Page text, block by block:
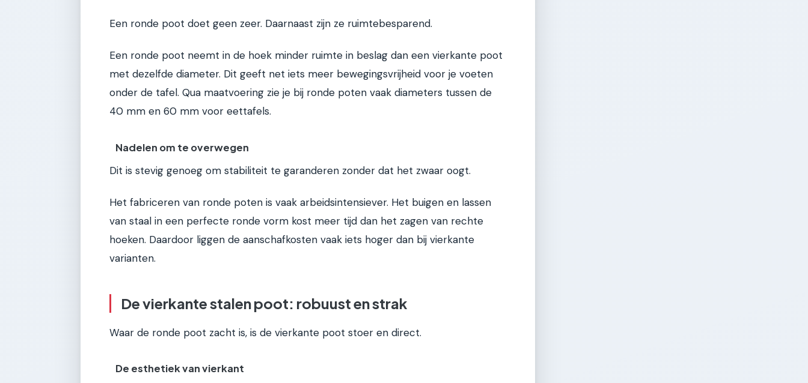
Een ronde poot doet geen zeer. Daarnaast zijn ze ruimtebesparend.
Een ronde poot neemt in de hoek minder ruimte in beslag dan een vierkante poot
met dezelfde diameter. Dit geeft net iets meer bewegingsvrijheid voor je voeten
onder de tafel. Qua maatvoering zie je bij ronde poten vaak diameters tussen de
40 mm en 60 mm voor eettafels.
Nadelen om te overwegen
Dit is stevig genoeg om stabiliteit te garanderen zonder dat het zwaar oogt.
Het fabriceren van ronde poten is vaak arbeidsintensiever. Het buigen en lassen
van staal in een perfecte ronde vorm kost meer tijd dan het zagen van rechte
hoeken. Daardoor liggen de aanschafkosten vaak iets hoger dan bij vierkante
varianten.
De vierkante stalen poot: robuust en strak
Waar de ronde poot zacht is, is de vierkante poot stoer en direct.
De esthetiek van vierkant